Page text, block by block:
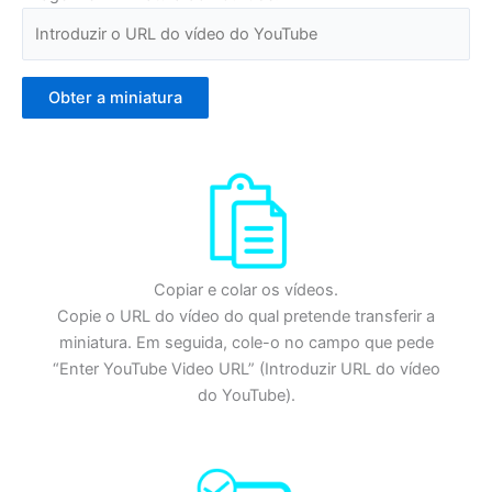
Obter a miniatura
Copiar e colar os vídeos.
Copie o URL do vídeo do qual pretende transferir a
miniatura. Em seguida, cole-o no campo que pede
“Enter YouTube Video URL” (Introduzir URL do vídeo
do YouTube).